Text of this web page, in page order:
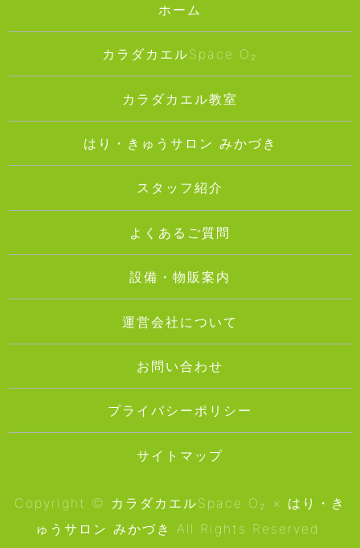
ホーム
カラダカエルSpace O₂
カラダカエル教室
はり・きゅうサロン みかづき
スタッフ紹介
よくあるご質問
設備・物販案内
運営会社について
お問い合わせ
プライバシーポリシー
サイトマップ
Copyright © カラダカエルSpace O₂ × はり・き
ゅうサロン みかづき All Rights Reserved.